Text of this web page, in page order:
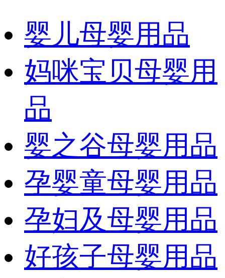
婴儿母婴用品
妈咪宝贝母婴用
品
婴之谷母婴用品
孕婴童母婴用品
孕妇及母婴用品
好孩子母婴用品